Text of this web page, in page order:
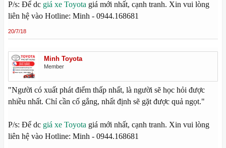
P/s: Để dc giá xe Toyota giá mới nhất, cạnh tranh. Xin vui lòng
liên hệ vào Hotline: Minh - 0944.168681
20/7/18
Minh Toyota
Member
"Người có xuất phát điểm thấp nhất, là người sẽ học hỏi được
nhiều nhất. Chỉ cần cố gắng, nhất định sẽ gặt được quả ngọt."
P/s: Để dc giá xe Toyota giá mới nhất, cạnh tranh. Xin vui lòng
liên hệ vào Hotline: Minh - 0944.168681